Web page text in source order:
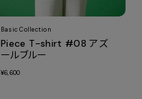
Basic Collection
Piece T-shirt #08 アズ
ールブルー
¥6,600